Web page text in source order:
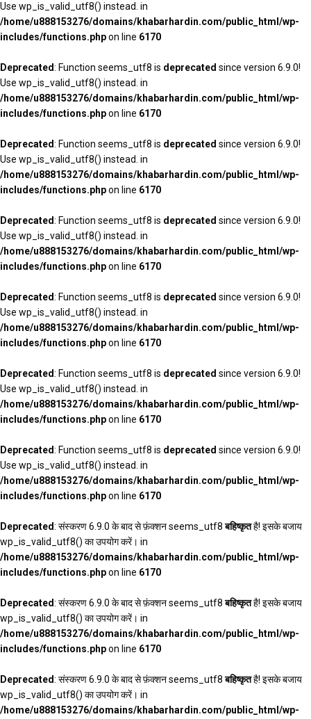
Use wp_is_valid_utf8() instead. in
/home/u888153276/domains/khabarhardin.com/public_html/wp-
includes/functions.phpon line 6170
Deprecated: Function seems_utf8 is deprecated since version 6.9.0!
Use wp_is_valid_utf8() instead. in
/home/u888153276/domains/khabarhardin.com/public_html/wp-
includes/functions.phpon line 6170
Deprecated: Function seems_utf8 is deprecated since version 6.9.0!
Use wp_is_valid_utf8() instead. in
/home/u888153276/domains/khabarhardin.com/public_html/wp-
includes/functions.phpon line 6170
Deprecated: Function seems_utf8 is deprecated since version 6.9.0!
Use wp_is_valid_utf8() instead. in
/home/u888153276/domains/khabarhardin.com/public_html/wp-
includes/functions.phpon line 6170
Deprecated: Function seems_utf8 is deprecated since version 6.9.0!
Use wp_is_valid_utf8() instead. in
/home/u888153276/domains/khabarhardin.com/public_html/wp-
includes/functions.phpon line 6170
Deprecated: Function seems_utf8 is deprecated since version 6.9.0!
Use wp_is_valid_utf8() instead. in
/home/u888153276/domains/khabarhardin.com/public_html/wp-
includes/functions.phpon line 6170
Deprecated: Function seems_utf8 is deprecated since version 6.9.0!
Use wp_is_valid_utf8() instead. in
/home/u888153276/domains/khabarhardin.com/public_html/wp-
includes/functions.phpon line 6170
Deprecated: संस्करण 6.9.0 के बाद से फ़ंक्शन seems_utf8बहिष्कृतहै! इसके बजाय
wp_is_valid_utf8() का उपयोग करें। in
/home/u888153276/domains/khabarhardin.com/public_html/wp-
includes/functions.phpon line 6170
Deprecated: संस्करण 6.9.0 के बाद से फ़ंक्शन seems_utf8बहिष्कृतहै! इसके बजाय
wp_is_valid_utf8() का उपयोग करें। in
/home/u888153276/domains/khabarhardin.com/public_html/wp-
includes/functions.phpon line 6170
Deprecated: संस्करण 6.9.0 के बाद से फ़ंक्शन seems_utf8बहिष्कृतहै! इसके बजाय
wp_is_valid_utf8() का उपयोग करें। in
/home/u888153276/domains/khabarhardin.com/public_html/wp-